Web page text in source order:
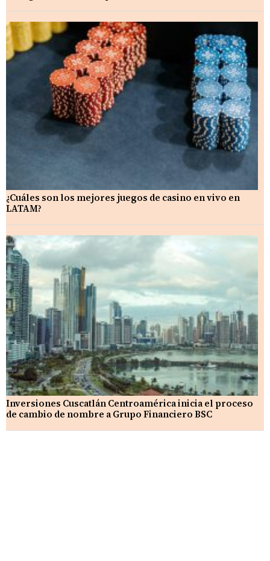
¿Cuáles son los mejores juegos de casino en vivo en
LATAM?
Inversiones Cuscatlán Centroamérica inicia el proceso
de cambio de nombre a Grupo Financiero BSC